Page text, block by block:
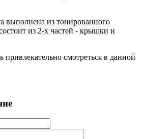
выполнена из тонированного
из 2-х частей - крышки и
привлекательно смотреться в данной